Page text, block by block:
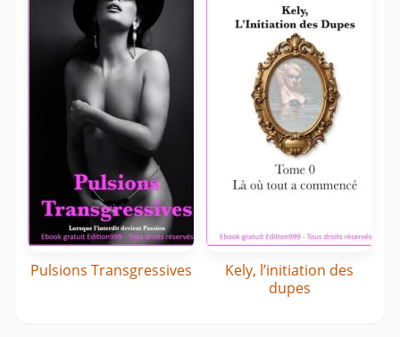
Pulsions Transgressives
Kely, l’initiation des
dupes